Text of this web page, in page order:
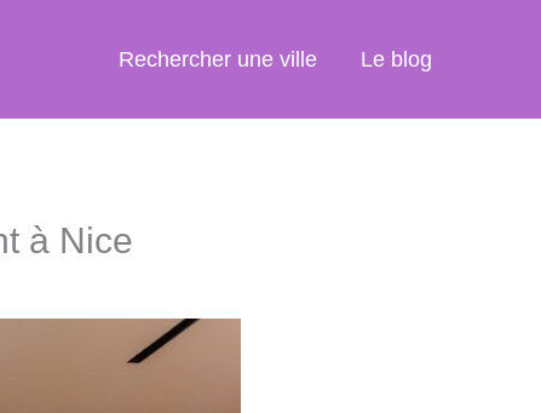
Rechercher une ville Le blog
à Nice